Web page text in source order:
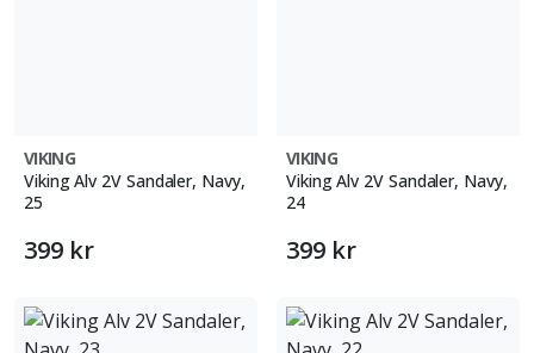
VIKING
Viking Alv 2V Sandaler, Navy,
25
399 kr
VIKING
Viking Alv 2V Sandaler, Navy,
24
399 kr